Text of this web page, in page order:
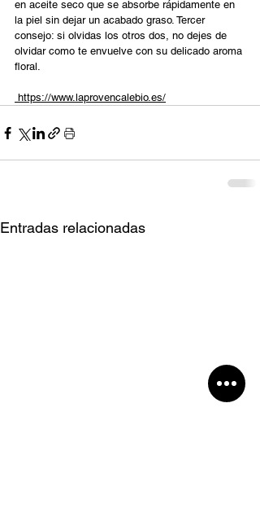
en aceite seco que se absorbe rápidamente en
la piel sin dejar un acabado graso. Tercer
consejo: si olvidas los otros dos, no dejes de
olvidar como te envuelve con su delicado aroma
floral.
https://www.laprovencalebio.es/
Entradas relacionadas